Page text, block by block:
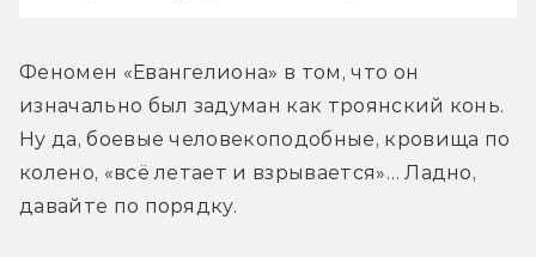
Феномен «Евангелиона» в том, что он
изначально был задуман как троянский конь.
Ну да, боевые человекоподобные, кровища по
колено, «всё летает и взрывается»… Ладно,
давайте по порядку.